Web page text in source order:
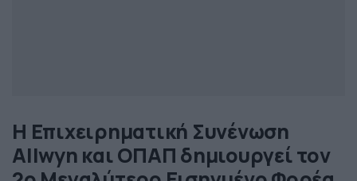
Η Επιχειρηματική Συνένωση
Allwyn και ΟΠΑΠ δημιουργεί τον